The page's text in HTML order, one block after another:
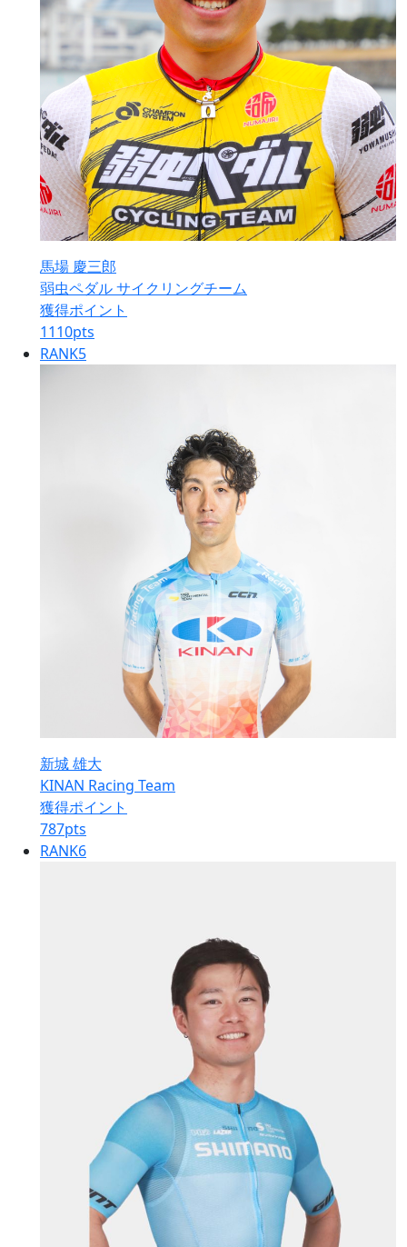
馬場 慶三郎
弱虫ペダル サイクリングチーム
獲得ポイント
1110pts
RANK5
新城 雄大
KINAN Racing Team
獲得ポイント
787pts
RANK6